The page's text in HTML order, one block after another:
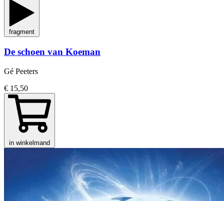
fragment
De schoen van Koeman
Gé Peeters
€ 15,50
in winkelmand